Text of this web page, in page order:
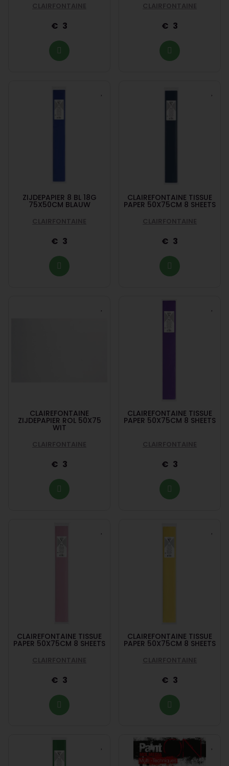
CLAIRFONTAINE
3
CLAIRFONTAINE
3
ZIJDEPAPIER 8 BL 18G
75X50CM BLAUW
CLAIRFONTAINE
3
CLAIREFONTAINE TISSUE
PAPER 50X75CM 8 SHEETS
CLAIRFONTAINE
3
CLAIREFONTAINE
ZIJDEPAPIER ROL 50X75
WIT
CLAIRFONTAINE
3
CLAIREFONTAINE TISSUE
PAPER 50X75CM 8 SHEETS
CLAIRFONTAINE
3
CLAIREFONTAINE TISSUE
PAPER 50X75CM 8 SHEETS
CLAIRFONTAINE
3
CLAIREFONTAINE TISSUE
PAPER 50X75CM 8 SHEETS
CLAIRFONTAINE
3